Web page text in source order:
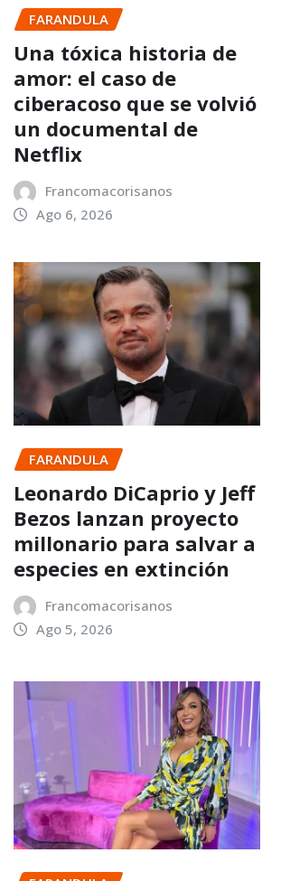
FARANDULA
Una tóxica historia de
amor: el caso de
ciberacoso que se volvió
un documental de
Netflix
Francomacorisanos
Ago 6, 2026
FARANDULA
Leonardo DiCaprio y Jeff
Bezos lanzan proyecto
millonario para salvar a
especies en extinción
Francomacorisanos
Ago 5, 2026